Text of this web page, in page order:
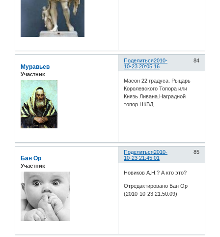
Поделиться 84
2010-
10-23 20:05:16
Муравьев
Участник
Масон 22 градуса. Рыцарь
Королевского Топора или
Князь Ливана.Наградной
топор НКВД
Поделиться 85
2010-
10-23 21:45:01
Бан Ор
Участник
Новиков А.Н.? А кто это?
Отредактировано Бан Ор
(2010-10-23 21:50:09)